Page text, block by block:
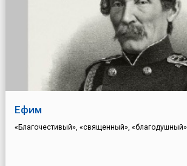
Ефим
«Благочестивый», «священный», «благодушный»